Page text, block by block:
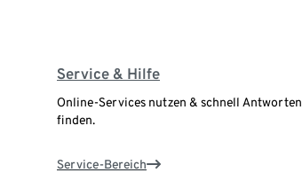
Service & Hilfe
Online-Services nutzen & schnell Antworten
finden.
Service-Bereich